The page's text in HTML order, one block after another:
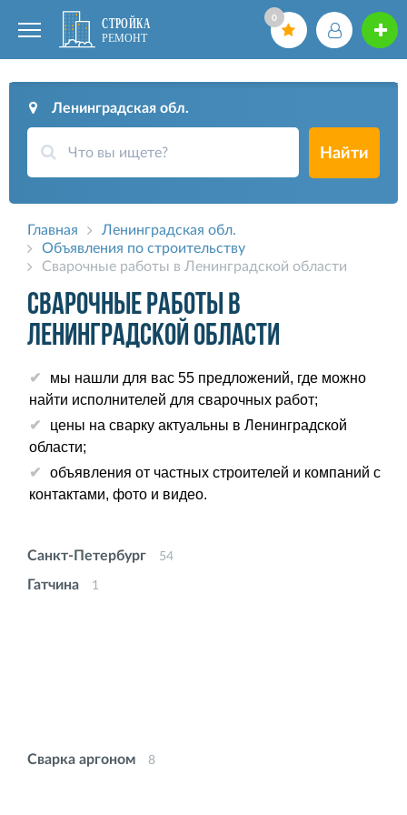
0
Ленинградская обл.
Найти
Главная
Ленинградская обл.
Объявления по строительству
Сварочные работы в Ленинградской области
Сварочные работы в
Ленинградской области
мы нашли для вас 55 предложений, где можно
найти исполнителей для сварочных работ;
цены на сварку актуальны в Ленинградской
области;
объявления от частных строителей и компаний с
контактами, фото и видео.
Санкт-Петербург 54
Гатчина 1
Сварка аргоном 8